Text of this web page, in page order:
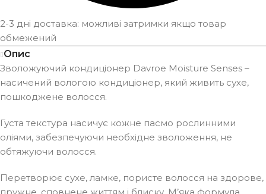
2-3 дні доставка: можливі затримки якщо товар
обмежений
Опис
Зволожуючий кондиціонер Davroe Moisture Senses –
насичений вологою кондиціонер, який живить сухе,
пошкоджене волосся.
Густа текстура насичує кожне пасмо рослинними
оліями, забезпечуючи необхідне зволоження, не
обтяжуючи волосся.
Перетворює сухе, ламке, пористе волосся на здорове,